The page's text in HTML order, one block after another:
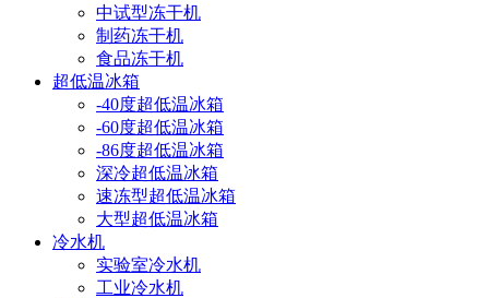
中试型冻干机
制药冻干机
食品冻干机
超低温冰箱
-40度超低温冰箱
-60度超低温冰箱
-86度超低温冰箱
深冷超低温冰箱
速冻型超低温冰箱
大型超低温冰箱
冷水机
实验室冷水机
工业冷水机